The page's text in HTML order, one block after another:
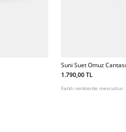
Suni Suet Omuz Cantası
1.790,00 TL
Farklı renklerde mevcuttur.